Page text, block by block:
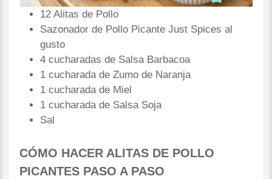
12 Alitas de Pollo
Sazonador de Pollo Picante Just Spices al
gusto
4 cucharadas de Salsa Barbacoa
1 cucharada de Zumo de Naranja
1 cucharada de Miel
1 cucharada de Salsa Soja
Sal
CÓMO HACER ALITAS DE POLLO
PICANTES PASO A PASO